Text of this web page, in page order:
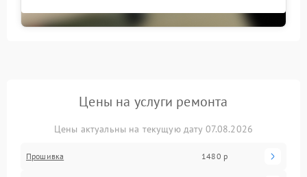
Цены на услуги ремонта
Цены актуальны на текущую дату 07.08.2026
Прошивка 1480 р